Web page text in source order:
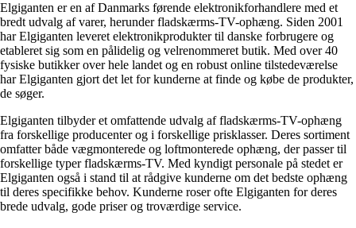
Elgiganten er en af Danmarks førende elektronikforhandlere med et
bredt udvalg af varer, herunder fladskærms-TV-ophæng. Siden 2001
har Elgiganten leveret elektronikprodukter til danske forbrugere og
etableret sig som en pålidelig og velrenommeret butik. Med over 40
fysiske butikker over hele landet og en robust online tilstedeværelse
har Elgiganten gjort det let for kunderne at finde og købe de produkter,
de søger.
Elgiganten tilbyder et omfattende udvalg af fladskærms-TV-ophæng
fra forskellige producenter og i forskellige prisklasser. Deres sortiment
omfatter både vægmonterede og loftmonterede ophæng, der passer til
forskellige typer fladskærms-TV. Med kyndigt personale på stedet er
Elgiganten også i stand til at rådgive kunderne om det bedste ophæng
til deres specifikke behov. Kunderne roser ofte Elgiganten for deres
brede udvalg, gode priser og troværdige service.